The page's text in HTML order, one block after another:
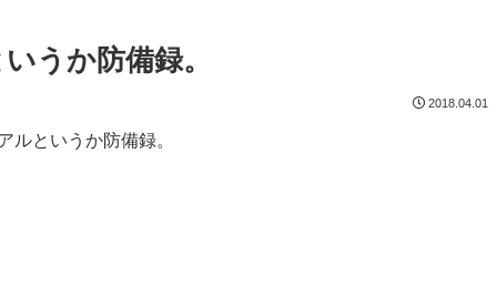
うか防備録。
2018.04.01
ルというか防備録。